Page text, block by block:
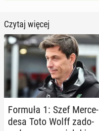
Czytaj więcej
Formuła 1: Szef Mer­ce­
de­sa Toto Wolff za­do­